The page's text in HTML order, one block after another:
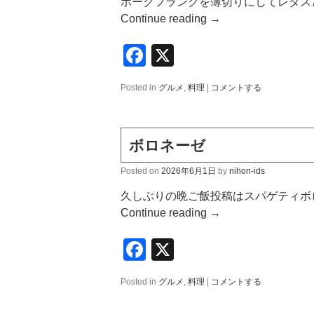
Continue reading →
Facebook
Posted in グルメ , 料理 コメントする
ボロネーゼ
Posted on 2026年6月1日 by nihon-ids
久しぶりの晩ご飯投稿はスパゲティ
Continue reading →
Facebook
Posted in グルメ , 料理 コメントする